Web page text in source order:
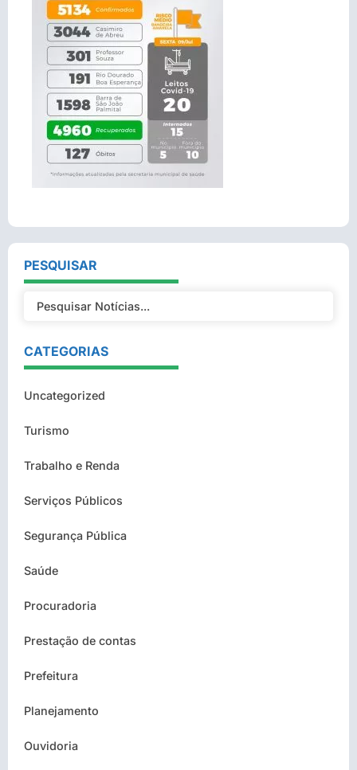
PESQUISAR
CATEGORIAS
Uncategorized
Turismo
Trabalho e Renda
Serviços Públicos
Segurança Pública
Saúde
Procuradoria
Prestação de contas
Prefeitura
Planejamento
Ouvidoria